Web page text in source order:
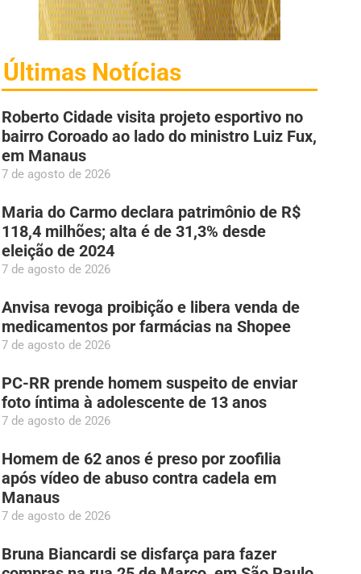
Últimas Notícias
Roberto Cidade visita projeto esportivo no
bairro Coroado ao lado do ministro Luiz Fux,
em Manaus
7 de agosto de 2026
Maria do Carmo declara patrimônio de R$
118,4 milhões; alta é de 31,3% desde
eleição de 2024
7 de agosto de 2026
Anvisa revoga proibição e libera venda de
medicamentos por farmácias na Shopee
7 de agosto de 2026
PC-RR prende homem suspeito de enviar
foto íntima à adolescente de 13 anos
7 de agosto de 2026
Homem de 62 anos é preso por zoofilia
após vídeo de abuso contra cadela em
Manaus
7 de agosto de 2026
Bruna Biancardi se disfarça para fazer